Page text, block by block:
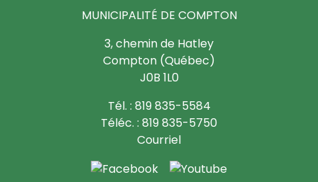
MUNICIPALITÉ DE COMPTON
3, chemin de Hatley
Compton (Québec)
J0B 1L0
Tél. : 819 835-5584
Téléc. : 819 835-5750
Courriel